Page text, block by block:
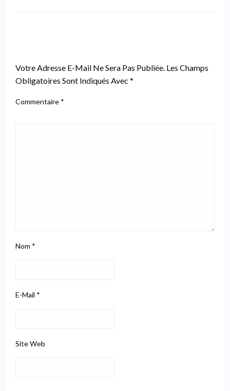
Votre Adresse E-Mail Ne Sera Pas Publiée. Les Champs
Obligatoires Sont Indiqués Avec *
Commentaire *
Nom *
E-Mail *
Site Web